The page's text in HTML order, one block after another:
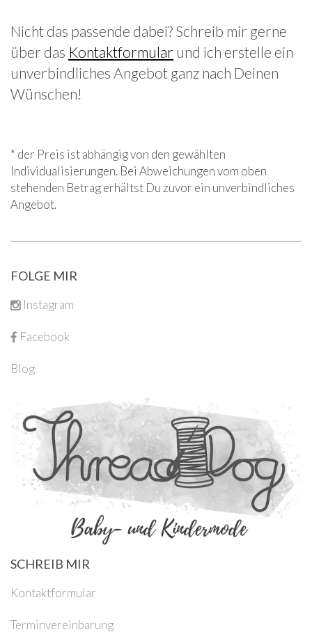
Nicht das passende dabei? Schreib mir gerne
über das Kontaktformular und ich erstelle ein
unverbindliches Angebot ganz nach Deinen
Wünschen!
* der Preis ist abhängig von den gewählten
Individualisierungen. Bei Abweichungen vom oben
stehenden Betrag erhältst Du zuvor ein unverbindliches
Angebot.
FOLGE MIR
Instagram
Facebook
Blog
SCHREIB MIR
Kontaktformular
Terminvereinbarung